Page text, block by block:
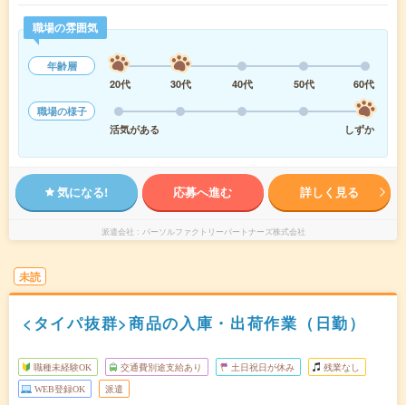
職場の雰囲気
年齢層
20代
30代 40代 50代
60代
職場の様子
活気がある
しずか
気になる! 応募へ進む 詳しく見る
派遣会社 パーソルファクトリーパートナーズ株式会社
未読
<タイパ抜群>商品の入庫・出荷作業（日勤）
職種未経験OK 交通費別途支給あり 土日祝日が休み 残業なし
WEB登録OK 派遣